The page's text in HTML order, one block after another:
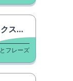
ンで
フレーズ